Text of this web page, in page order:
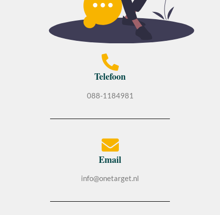
Telefoon
088-1184981
Email
info@onetarget.nl